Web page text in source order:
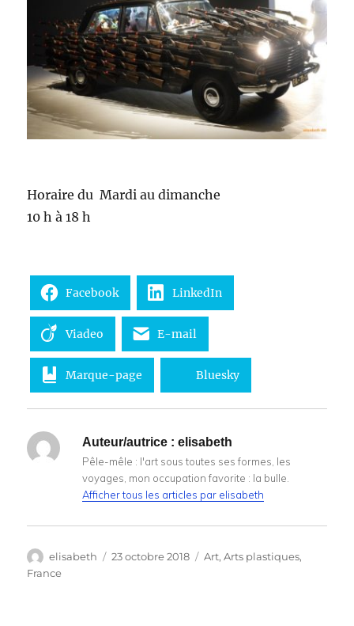
Horaire du Mardi au dimanche
10 h à 18 h
Facebook LinkedIn
Viadeo E-mail
Marque-page Bluesky
Auteur/autrice : elisabeth
Pêle-mêle : l'art sous toutes ses formes, les
voyages, mon occupation favorite : la bulle.
Afficher tous les articles par elisabeth
Auteur
elisabeth
Publié
23 octobre 2018 Catégories
Art,Arts plastiques,
France